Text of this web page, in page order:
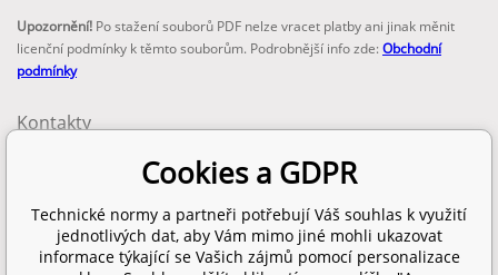
Upozornění! Po stažení souborů PDF nelze vracet platby ani jinak měnit
licenční podmínky k těmto souborům. Podrobnější info zde:Obchodní
podmínky
Kontakty
info@technickenormy.cz
obchod@technickenormy.cz
Telefon:
+420 377 387 684
Cookies a GDPR
Technické normy a partneři potřebují Váš souhlas k využití
jednotlivých dat, aby Vám mimo jiné mohli ukazovat
informace týkající se Vašich zájmů pomocí personalizace